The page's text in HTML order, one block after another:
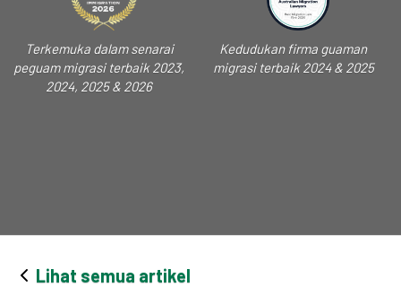
Terkemuka dalam senarai
peguam migrasi terbaik 2023,
2024, 2025 & 2026
Kedudukan firma guaman
migrasi terbaik 2024 & 2025
Lihat semua artikel